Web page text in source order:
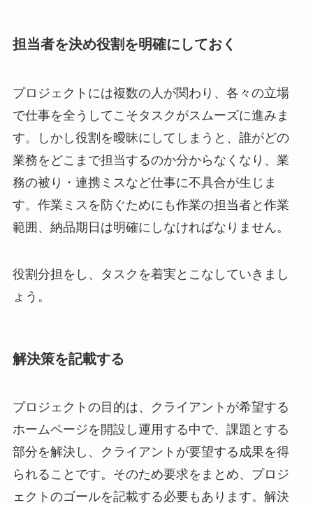
担当者を決め役割を明確にしておく
プロジェクトには複数の人が関わり、各々の立場
で仕事を全うしてこそタスクがスムーズに進みま
す。しかし役割を曖昧にしてしまうと、誰がどの
業務をどこまで担当するのか分からなくなり、業
務の被り・連携ミスなど仕事に不具合が生じま
す。作業ミスを防ぐためにも作業の担当者と作業
範囲、納品期日は明確にしなければなりません。
役割分担をし、タスクを着実とこなしていきまし
ょう。
解決策を記載する
プロジェクトの目的は、クライアントが希望する
ホームページを開設し運用する中で、課題とする
部分を解決し、クライアントが要望する成果を得
られることです。そのため要求をまとめ、プロジ
ェクトのゴールを記載する必要もあります。解決